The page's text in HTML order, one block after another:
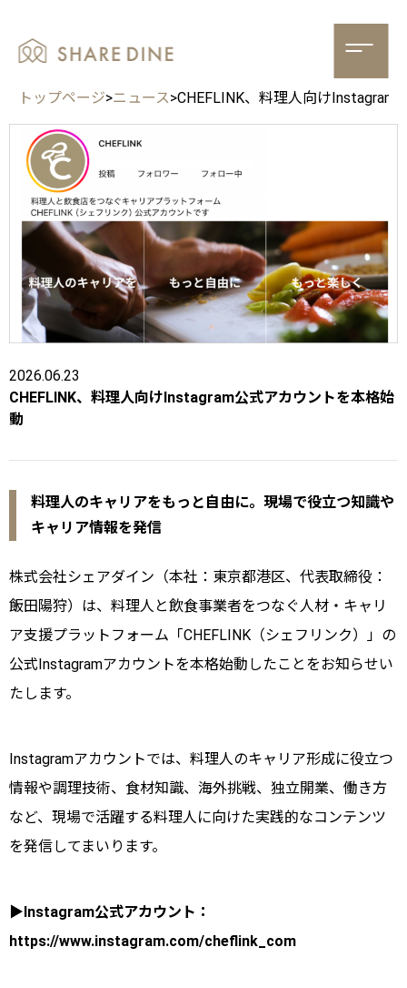
トップページ>ニュース>CHEFLINK、料理人向けInstagram
2026.06.23
CHEFLINK、料理人向けInstagram公式アカウントを本格始
動
料理人のキャリアをもっと自由に。現場で役立つ知識や
キャリア情報を発信
株式会社シェアダイン（本社：東京都港区、代表取締役：
飯田陽狩）は、料理人と飲食事業者をつなぐ人材・キャリ
ア支援プラットフォーム「CHEFLINK（シェフリンク）」の
公式Instagramアカウントを本格始動したことをお知らせい
たします。
Instagramアカウントでは、料理人のキャリア形成に役立つ
情報や調理技術、食材知識、海外挑戦、独立開業、働き方
など、現場で活躍する料理人に向けた実践的なコンテンツ
を発信してまいります。
▶︎Instagram公式アカウント：
https://www.instagram.com/cheflink_com